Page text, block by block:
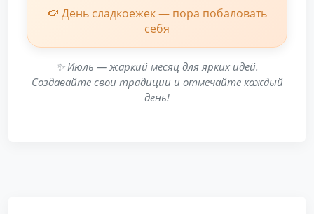
🍉 День сладкоежек — пора побаловать
себя
✨ Июль — жаркий месяц для ярких идей.
Создавайте свои традиции и отмечайте каждый
день!